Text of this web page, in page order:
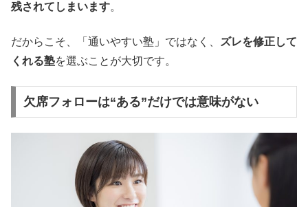
残されてしまいます。
だからこそ、「通いやすい塾」ではなく、
ズレを修正して
くれる塾を選ぶことが大切です。
欠席フォローは“ある”だけでは意味がない